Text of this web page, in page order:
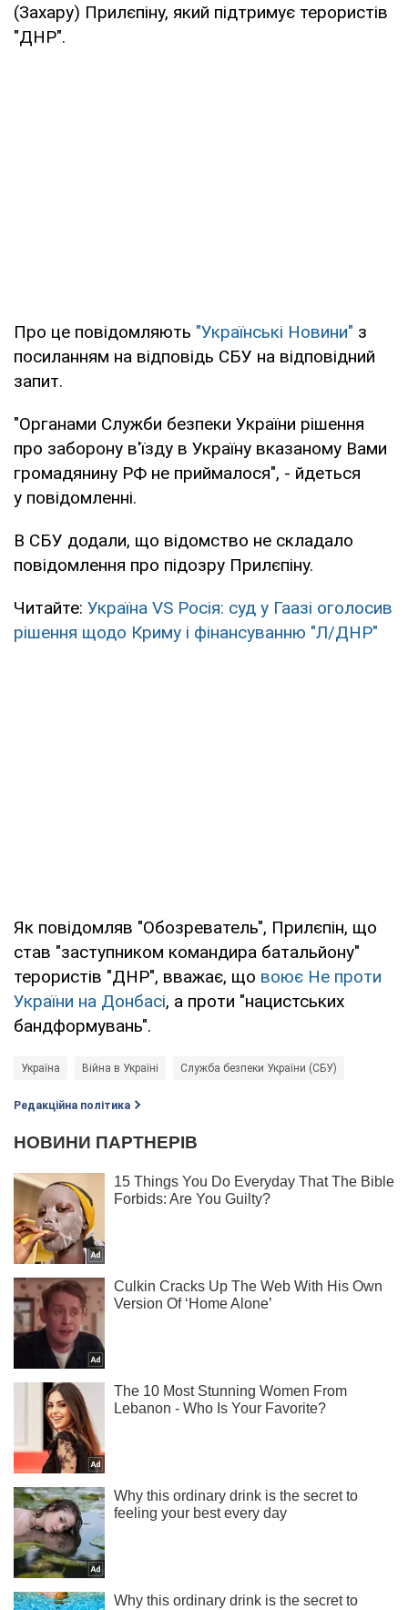
(Захару) Прилєпіну, який підтримує терористів
"ДНР".
Про це повідомляють "Українські Новини" з
посиланням на відповідь СБУ на відповідний
запит.
"Органами Служби безпеки України рішення
про заборону в'їзду в Україну вказаному Вами
громадянину РФ не приймалося", - йдеться
у повідомленні.
В СБУ додали, що відомство не складало
повідомлення про підозру Прилєпіну.
Читайте: Україна VS Росія: суд у Гаазі оголосив
рішення щодо Криму і фінансуванню "Л/ДНР"
Як повідомляв "Обозреватель", Прилєпін, що
став "заступником командира батальйону"
терористів "ДНР", вважає, що воює Не проти
України на Донбасі, а проти "нацистських
бандформувань".
Україна Війна в Україні Служба безпеки України (СБУ)
Редакційна політика